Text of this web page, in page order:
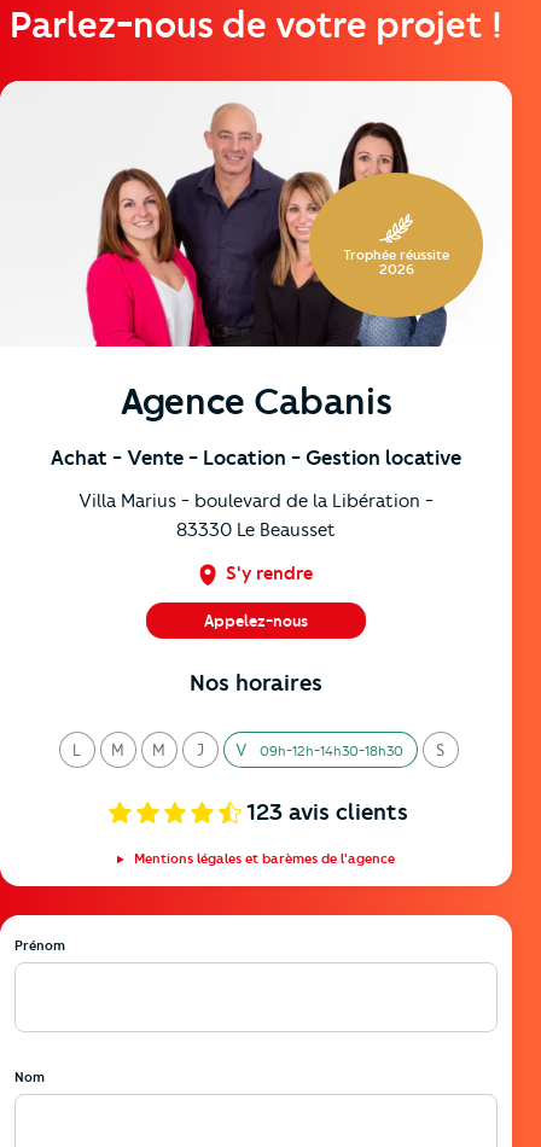
Parlez-nous de votre projet !
https://cutjhqvjma.cloudimg.io/_prod_/orpibackend/
Agence Cabanis
Achat - Vente - Location - Gestion locative
Villa Marius - boulevard de la Libération -
83330 Le Beausset
S'y rendre
Appelez-nous
Nos horaires
L
undi
M
ardi
M
ercredi
J
eudi
V
endredi
09h-12h-14h30-18h30 S
amedi
123avis clients
Trophée réussite
2026
Mentions légales et barèmes de l'agence
Prénom
Nom